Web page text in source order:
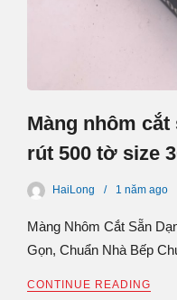
Màng nhôm
rút 500 tờ size
HaiLong 1 năm ago
Màng Nhôm Cắt Sẵn
Gọn, Chuẩn Nhà Bếp
CONTINUE READING